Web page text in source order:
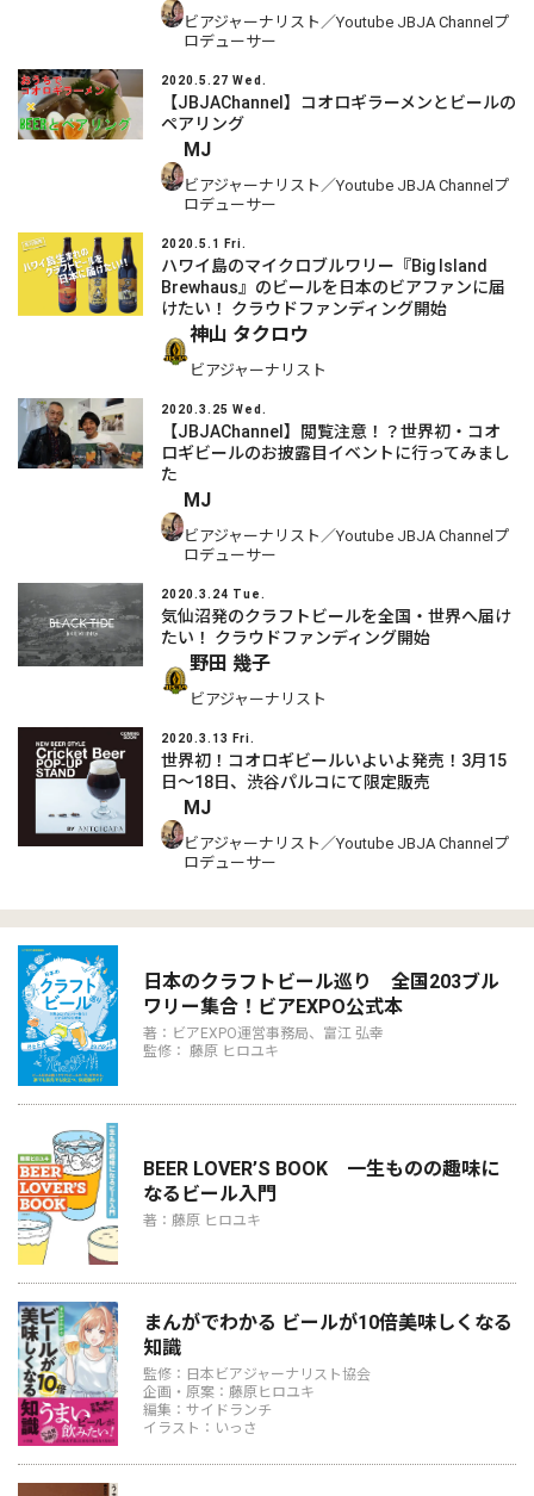
ビアジャーナリスト／Youtube JBJA Channelプ
ロデューサー
2020.5.27 Wed.
【JBJAChannel】コオロギラーメンとビールの
ペアリング
MJ
ビアジャーナリスト／Youtube JBJA Channelプ
ロデューサー
2020.5.1 Fri.
ハワイ島のマイクロブルワリー『Big Island
Brewhaus』のビールを日本のビアファンに届
けたい！ クラウドファンディング開始
神山 タクロウ
ビアジャーナリスト
2020.3.25 Wed.
【JBJAChannel】閲覧注意！？世界初・コオ
ロギビールのお披露目イベントに行ってみまし
た
MJ
ビアジャーナリスト／Youtube JBJA Channelプ
ロデューサー
2020.3.24 Tue.
気仙沼発のクラフトビールを全国・世界へ届け
たい！ クラウドファンディング開始
野田 幾子
ビアジャーナリスト
2020.3.13 Fri.
世界初！コオロギビールいよいよ発売！3月15
日〜18日、渋谷パルコにて限定販売
MJ
ビアジャーナリスト／Youtube JBJA Channelプ
ロデューサー
日本のクラフトビール巡り 全国203ブル
ワリー集合！ビアEXPO公式本
著：ビアEXPO運営事務局、富江 弘幸
監修： 藤原 ヒロユキ
BEER LOVER’S BOOK 一生ものの趣味に
なるビール入門
著：藤原 ヒロユキ
まんがでわかる ビールが10倍美味しくなる
知識
監修：日本ビアジャーナリスト協会
企画・原案：藤原ヒロユキ
編集：サイドランチ
イラスト：いっさ